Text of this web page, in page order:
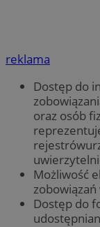
reklama
Dostęp do
oraz osób
Możliwość
Dostęp do